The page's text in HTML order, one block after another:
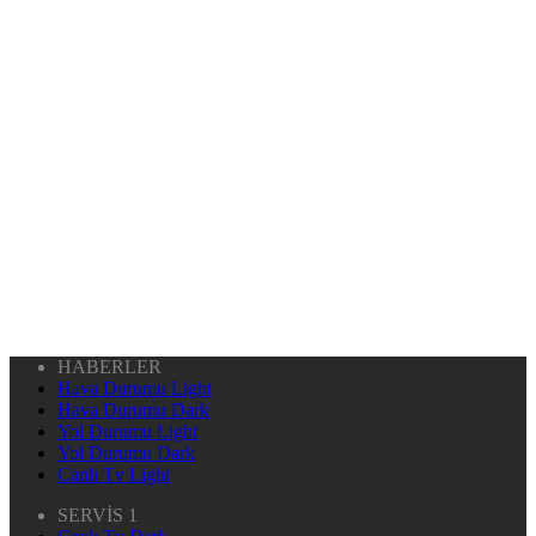
HABERLER
Hava Durumu Light
Hava Durumu Dark
Yol Durumu Light
Yol Durumu Dark
Canlı Tv Light
SERVİS 1